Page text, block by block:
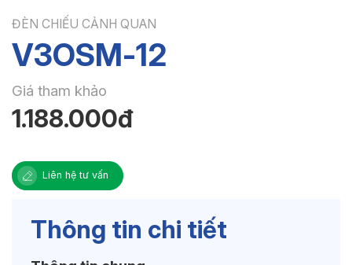
ĐÈN CHIẾU CẢNH QUAN
V3OSM-12
Giá tham khảo
1.188.000đ
Liên hệ tư vấn
Thông tin chi tiết